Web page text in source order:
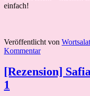
einfach!
Veröffentlicht von Wortsalat
Kommentar
[Rezension]
1